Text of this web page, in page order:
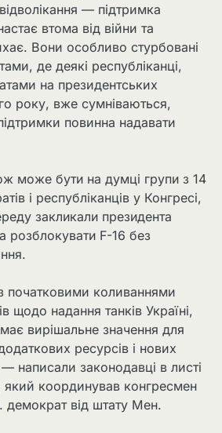
— підтримка
втома від війни та
Вони особливо стурбовані
де деякі республіканці,
на президентських
року, вже сумніваються,
повинна надавати
може бути на думці групи з 14
і республіканців у Конгресі,
закликали президента
розблокувати F-16 без
початковими коливаннями
щодо надання танків Україні,
вирішальне значення для
ресурсів і нових
написали законодавці в листі
який координував конгресмен
від штату Мен.